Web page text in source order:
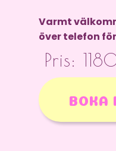
Varmt
över telefon
Pris:
BOKA